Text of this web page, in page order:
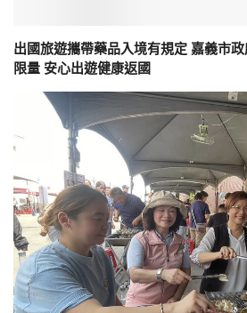
出國旅遊攜帶藥品入境有規定 嘉義市
限量 安心出遊健康返國